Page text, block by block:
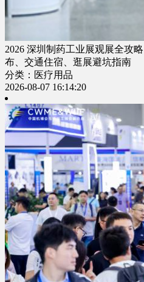
2026 深圳制药工业展观展全攻
布、交通住宿、逛展避坑指南
分类：医疗用品
2026-08-07 16:14:20